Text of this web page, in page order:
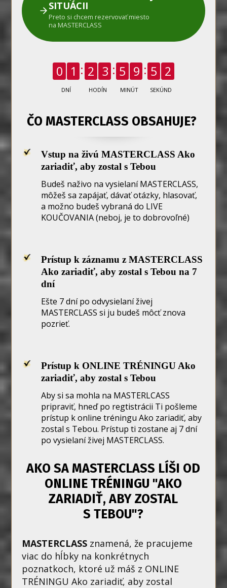
SITUÁCII
Preto si chcem rezervovať miesto
na MASTERCLASS
0 1
DNÍ
2 3
HODÍN
5 9
MINÚT
5 1
SEKÚND
ČO MASTERCLASS OBSAHUJE?
Vstup na živú MASTERCLASS Ako
zariadiť, aby zostal s Tebou
Budeš naživo na vysielaní MASTERCLASS,
môžeš sa zapájať, dávať otázky, hlasovať,
a možno budeš vybraná do LIVE
KOUČOVANIA (neboj, je to dobrovoľné)
Prístup k záznamu z MASTERCLASS
Ako zariadiť, aby zostal s Tebou na 7
dní
Ešte 7 dní po odvysielaní živej
MASTERCLASS si ju budeš môcť znova
pozrieť.
Prístup k ONLINE TRÉNINGU Ako
zariadiť, aby zostal s Tebou
Aby si sa mohla na MASTERLCASS
pripraviť, hneď po regtistrácii Ti pošleme
prístup k online tréningu Ako zariadiť, aby
zostal s Tebou. Prístup ti zostane aj 7 dní
po vysielaní živej MASTERCLASS.
AKO SA MASTERCLASS LÍŠI OD
ONLINE TRÉNINGU "AKO
ZARIADIŤ, ABY ZOSTAL
S TEBOU"?
MASTERCLASS znamená, že pracujeme
viac do hĺbky na konkrétnych
poznatkoch, ktoré už máš z ONLINE
TRÉNINGU Ako zariadiť, aby zostal